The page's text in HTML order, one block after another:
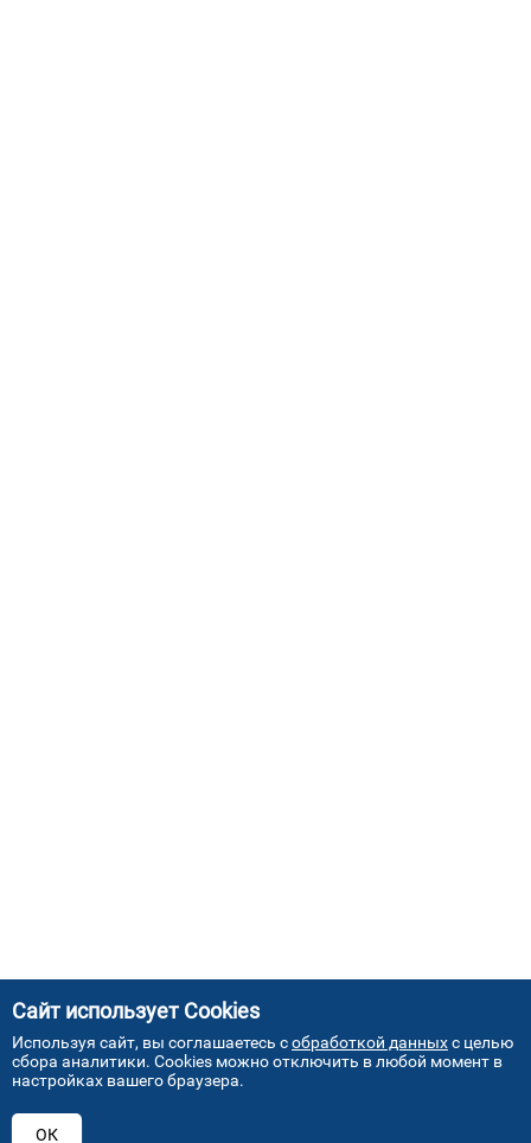
АДРЕСА НАШИХ СЕРВИСНЫХ
Сайт использует Cookies
Используя сайт, вы соглашаетесь собработкой данныхс целью
сбора аналитики. Cookies можно отключить в любой момент в
настройках вашего браузера.
ОК